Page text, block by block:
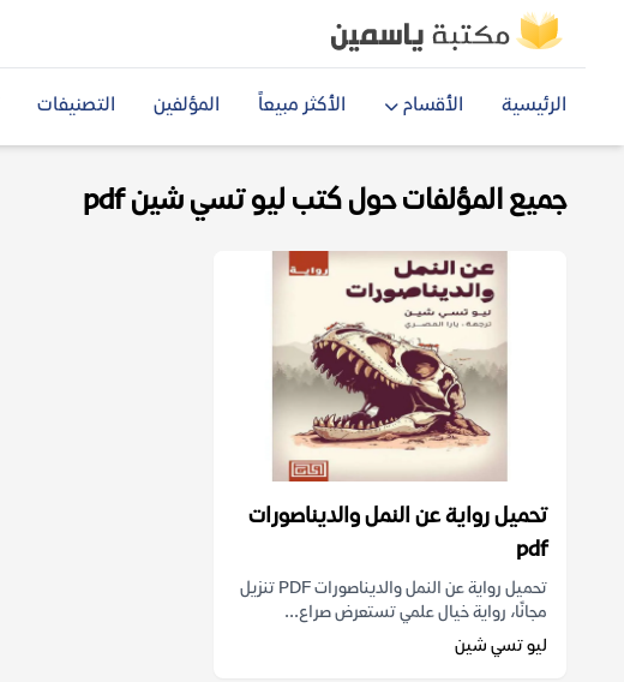
الرئيسية الأقسام الأكثر مبيعاً المؤلفين التصنيفات
جميع المؤلفات حول كتب ليو تسي شين pdf
تحميل رواية عن النمل والديناصورات
pdf
تحميل رواية عن النمل والديناصورات PDF تنزيل
مجانًا، رواية خيال علمي تستعرض صراع...
ليو تسي شين